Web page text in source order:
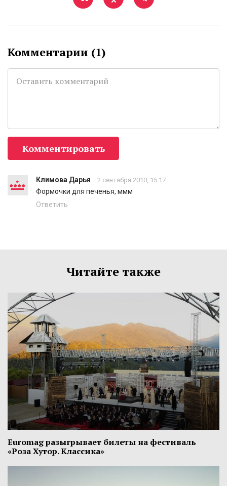
Комментарии (1)
Комментировать
Климова Дарья 2 сентября 2010, 15:17
Формочки для печенья, ммм
Ответить
Читайте также
Euromag разыгрывает билеты на фестиваль
«Роза Хутор. Классика»